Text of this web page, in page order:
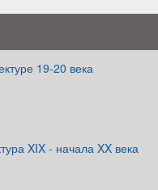
19-20 века
XIX - начала XX века